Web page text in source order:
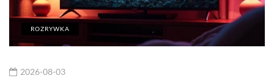
ROZRYWKA
2026-08-03